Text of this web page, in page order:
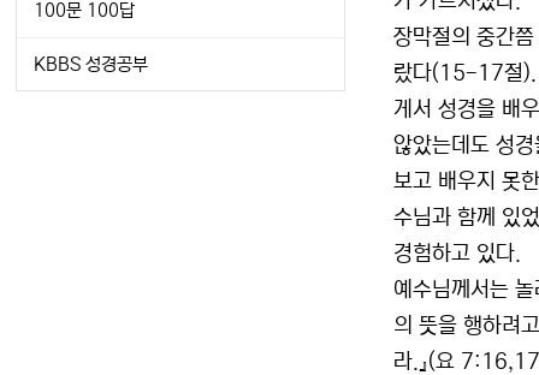
장막절의 중간
랐다(15-17절).
게서 성경을 배
않았는데도 성
보고 배우지 못
수님과 함께 있
경험하고 있다.
예수님께서는
의 뜻을 행하려
라.』(요
100문 100답
KBBS 성경공부